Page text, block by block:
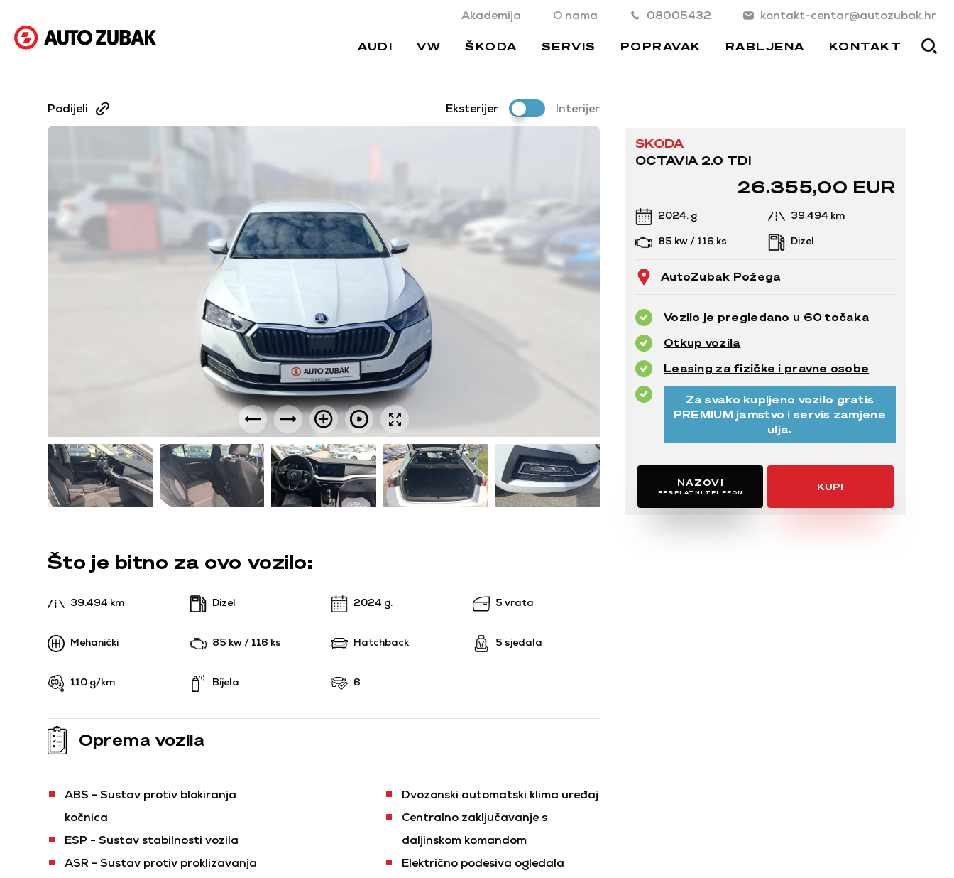
Akademija O nama 08005432 kontakt-centar@autozubak.hr
AUDI VW ŠKODA SERVIS POPRAVAK RABLJENA KONTAKT
Podijeli Eksterijer Interijer
SKODA
OCTAVIA 2.0 TDI
26.355,00 EUR
2024. g
39.494 km
85 kw / 116 ks
Dizel
AutoZubak Požega
Vozilo je pregledano u 60 točaka
Otkup vozila
Leasing za fizičke i pravne osobe
Za svako kupljeno vozilo gratis
PREMIUM jamstvo i servis zamjene
ulja.
NAZOVI
BESPLATNI TELEFON
KUPI
Što je bitno za ovo vozilo:
39.494 km Dizel 2024 g. 5 vrata
Mehanički 85 kw / 116 ks Hatchback 5 sjedala
110 g/km Bijela 6
Oprema vozila
ABS - Sustav protiv blokiranja
kočnica
ESP - Sustav stabilnosti vozila
ASR - Sustav protiv proklizavanja
Dvozonski automatski klima uređaj
Centralno zaključavanje s
daljinskom komandom
Električno podesiva ogledala